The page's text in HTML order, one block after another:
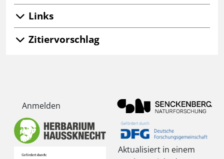
Links
Zitiervorschlag
Anmelden
Aktualisiert in einem